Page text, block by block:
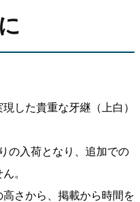
した貴重な牙継（上白）
の入荷となり、追加での
。
さから、掲載から時間を